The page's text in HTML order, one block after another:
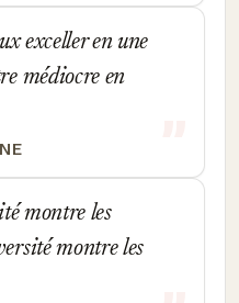
exceller en une
médiocre en
montre les
montre les